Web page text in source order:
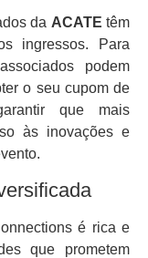
da ACATE têm
ingressos. Para
podem
o seu cupom de
que mais
às inovações e
é rica e
que prometem